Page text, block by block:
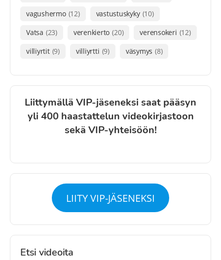
vagushermo (12) vastustuskyky (10)
Vatsa (23) verenkierto (20) verensokeri (12)
villiyrtit (9) villiyrtti (9) väsymys (8)
Liittymällä VIP-jäseneksi saat pääsyn
yli 400 haastattelun videokirjastoon
sekä VIP-yhteisöön!
LIITY VIP-JÄSENEKSI
Etsi videoita